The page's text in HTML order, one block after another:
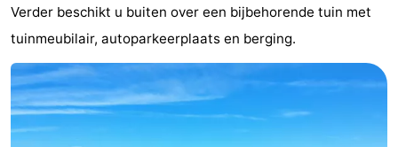
Bad
Cadzand
Hoogduin
-
Noordzee
Résidence
Cadzand-
-
Resort
Nieuwvliet-
-
Schoneveld
-
Verder beschikt u buiten over een bijbehorende tuin met
tuinmeubilair, autoparkeerplaats en berging.